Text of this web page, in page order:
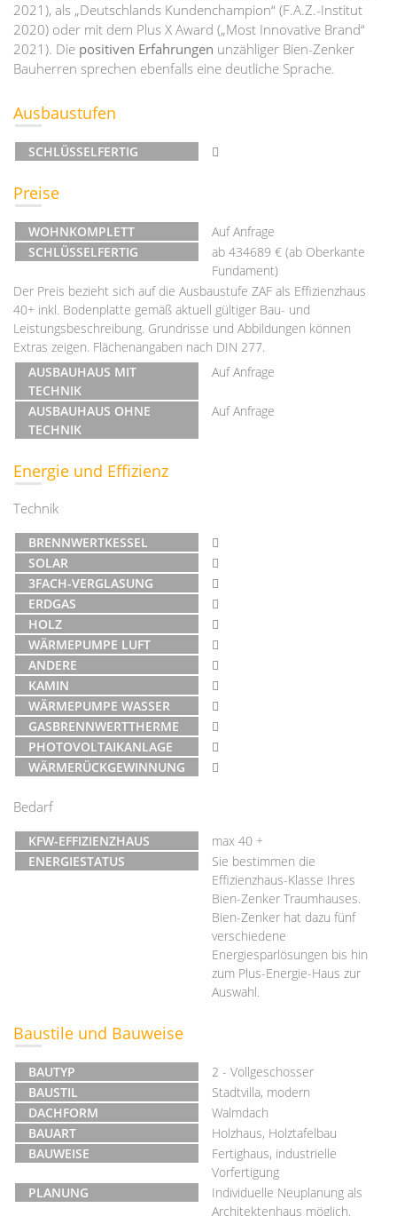
2021), als „Deutschlands Kundenchampion“ (F.A.Z.-Institut
2020) oder mit dem Plus X Award („Most Innovative Brand“
2021). Die positiven Erfahrungen unzähliger Bien-Zenker
Bauherren sprechen ebenfalls eine deutliche Sprache.
Ausbaustufen
SCHLÜSSELFERTIG
Preise
WOHNKOMPLETT
Auf Anfrage
SCHLÜSSELFERTIG
ab 434689 € (ab Oberkante
Fundament)
Der Preis bezieht sich auf die Ausbaustufe ZAF als Effizienzhaus
40+ inkl. Bodenplatte gemäß aktuell gültiger Bau- und
Leistungsbeschreibung. Grundrisse und Abbildungen können
Extras zeigen. Flächenangaben nach DIN 277.
AUSBAUHAUS MIT
TECHNIK
Auf Anfrage
AUSBAUHAUS OHNE
TECHNIK
Auf Anfrage
Energie und Effizienz
Technik
BRENNWERTKESSEL
SOLAR
3FACH-VERGLASUNG
ERDGAS
HOLZ
WÄRMEPUMPE LUFT
ANDERE
KAMIN
WÄRMEPUMPE WASSER
GASBRENNWERTTHERME
PHOTOVOLTAIKANLAGE
WÄRMERÜCKGEWINNUNG
Bedarf
KFW-EFFIZIENZHAUS
max 40 +
ENERGIESTATUS
Sie bestimmen die
Effizienzhaus-Klasse Ihres
Bien-Zenker Traumhauses.
Bien-Zenker hat dazu fünf
verschiedene
Energiesparlösungen bis hin
zum Plus-Energie-Haus zur
Auswahl.
Baustile und Bauweise
BAUTYP
2 - Vollgeschosser
BAUSTIL
Stadtvilla, modern
DACHFORM
Walmdach
BAUART
Holzhaus, Holztafelbau
BAUWEISE
Fertighaus, industrielle
Vorfertigung
PLANUNG
Individuelle Neuplanung als
Architektenhaus möglich.